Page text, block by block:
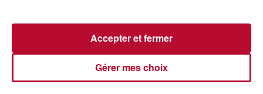
FÊTE DE LA POLYNÉSIE À VILLEVEYRAC
Gérer mes choix
Accepter et fermer